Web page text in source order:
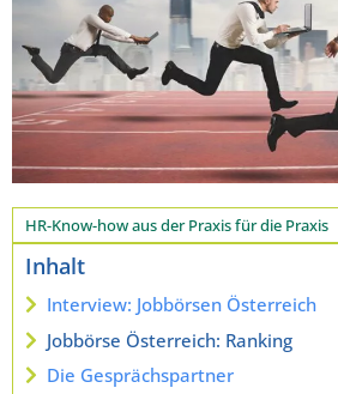
HR-Know-how aus der Praxis für die Praxis
Inhalt
Interview: Jobbörsen Österreich
Jobbörse Österreich: Ranking
Die Gesprächspartner